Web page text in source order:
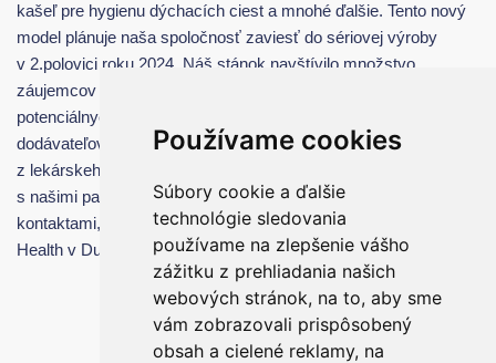
Používame cookies
Súbory cookie a ďalšie
technológie sledovania
používame na zlepšenie vášho
zážitku z prehliadania našich
webových stránok, na to, aby sme
vám zobrazovali prispôsobený
obsah a cielené reklamy, na
kašeľ pre hygienu dýchacích ciest a mnohé ďalšie. Tento nový
model plánuje naša spoločnosť zaviesť do sériovej výroby
v 2.polovici roku 2024. Náš stánok navštívilo množstvo
záujemcov o naše výrobky, existujúcich ale i nových
potenciálnych zákazníkov a zástupcov popredných
dodávateľov zdravotníckych zariadení i odborníkov
z lekárskeho prostredia. Tešíme sa na ďalší rozvoj spolupráce
s našimi partnermi a rozbehnutie nových partnerstiev s novými
kontaktami, ktoré sme získali na tohoročnej výstave Arab
Health v Dubaji.